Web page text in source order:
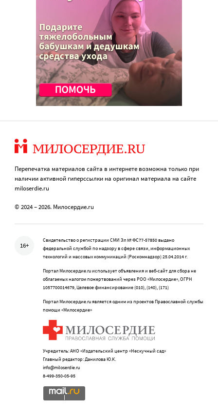
Перепечатка материалов сайта в интернете возможна только при
наличии активной гиперссылки на оригинал материала на сайте
miloserdie.ru
© 2024 – 2026. Милосердие.ru
16+
Свидетельство о регистрации СМИ Эл № ФС77-57850 выдано
федеральной службой по надзору в сфере связи, информационных
технологий и массовых коммуникаций (Роскомнадзор) 25.04.2014 г.
Портал Милосердие.ru использует объявления и веб-сайт для сбора не
облагаемых налогом пожертвований через РОО «Милосердие», ОГРН
1057700014679, Целевое финансирование (010), (140), (171)
Портал Милосердие.ru является одним из проектов Православной службы
помощи «Милосердие»
Учредитель: АНО «Издательский центр «Нескучный сад»
Главный редактор: Данилова Ю.К.
info@miloserdie.ru
8-499-350-05-95